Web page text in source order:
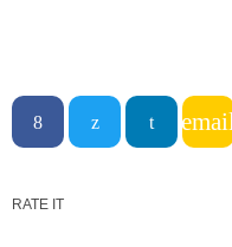
RATE IT